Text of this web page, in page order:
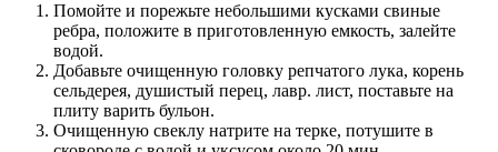
Помойте и порежьте небольшими кусками свиные
ребра, положите в приготовленную емкость, залейте
водой.
Добавьте очищенную головку репчатого лука, корень
сельдерея, душистый перец, лавр. лист, поставьте на
плиту варить бульон.
Очищенную свеклу натрите на терке, потушите в